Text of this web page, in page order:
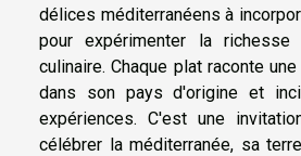
délices méditerranéens à
pour expérimenter la
culinaire. Chaque plat raconte
dans son pays d'origine et
expériences. C'est une
célébrer la méditerranée, sa